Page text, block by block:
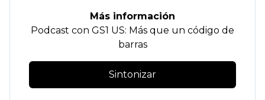
Más información
Podcast con GS1 US: Más que un código de
barras
Sintonizar